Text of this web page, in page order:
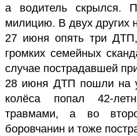
а водитель скрылся.
милицию. В двух других
27 июня опять три
громких семейных
случае пострадавшей
28 июня ДТП пошли на
колёса попал 42-
травмами, а во
боровчанин и тоже